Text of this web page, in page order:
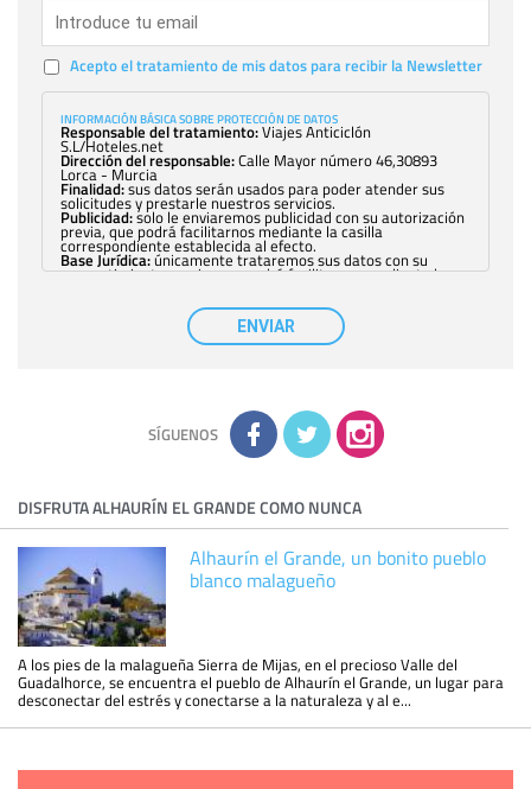
Acepto el tratamiento de mis datos para recibir la Newsletter
INFORMACIÓN BÁSICA SOBRE PROTECCIÓN DE DATOS
Responsable del tratamiento:Viajes Anticiclón
S.L/Hoteles.net
Dirección del responsable:Calle Mayor número 46,30893
Lorca - Murcia
Finalidad:sus datos serán usados para poder atender sus
solicitudes y prestarle nuestros servicios.
Publicidad:solo le enviaremos publicidad con su autorización
previa, que podrá facilitarnos mediante la casilla
correspondiente establecida al efecto.
Base Jurídica:únicamente trataremos sus datos con su
consentimiento previo, que podrá facilitarnos mediante la
con carácter general, sólo el personal de
nuestra entidad que esté debidamente autorizado podrá
tener conocimiento de la información que le pedimos. No se
comunicarán datos a terceros.
adicional y detallada sobre cómo tratamos sus datos en la
política de privacidad
ENVIAR
SÍGUENOS
DISFRUTA ALHAURÍN EL GRANDE COMO NUNCA
Alhaurín el Grande, un bonito pueblo
blanco malagueño
A los pies de la malagueña Sierra de Mijas, en el precioso Valle del
Guadalhorce, se encuentra el pueblo de Alhaurín el Grande, un lugar para
desconectar del estrés y conectarse a la naturaleza y al e...